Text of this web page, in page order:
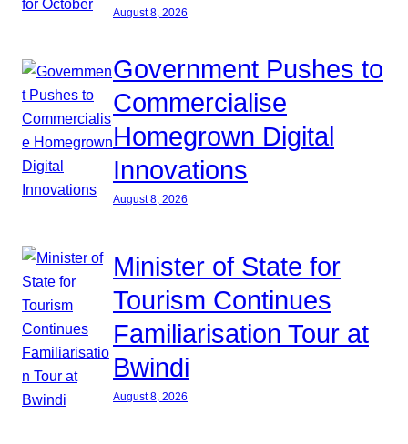
August 8, 2026
Government Pushes to
Commercialise
Homegrown Digital
Innovations
August 8, 2026
Minister of State for
Tourism Continues
Familiarisation Tour at
Bwindi
August 8, 2026